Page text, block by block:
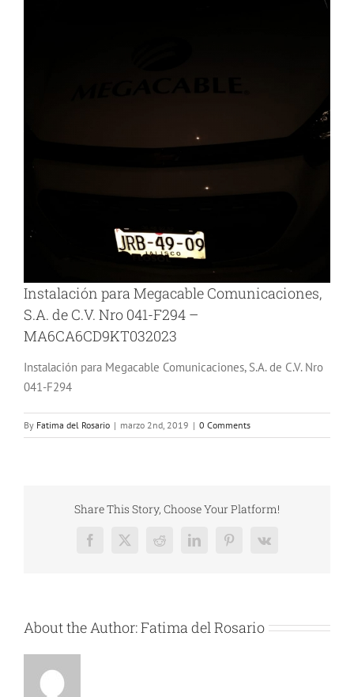
Instalación para Megacable Comunicaciones,
S.A. de C.V. Nro 041-F294 –
MA6CA6CD9KT032023
Instalación para Megacable Comunicaciones, S.A. de C.V. Nro
041-F294
By Fatima del Rosario | marzo 2nd, 2019 | 0 Comments
Share This Story, Choose Your Platform!
Facebook
X RedditLinkedInPinterest
Vk
About the Author:Fatima del Rosario